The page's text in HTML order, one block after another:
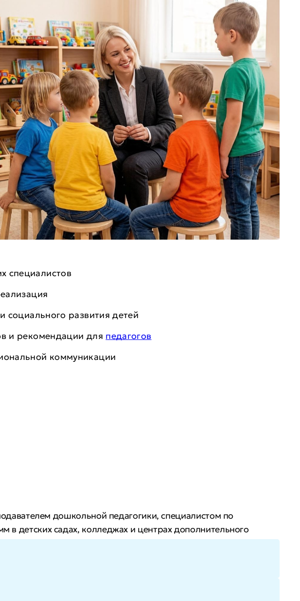
специалистов
социального развития детей
и рекомендации для педагогов
коммуникации
дошкольной педагогики, специалистом по
детских садах, колледжах и центрах дополнительного
перспективы, укрепите экспертность в педагогике и
компетенций.